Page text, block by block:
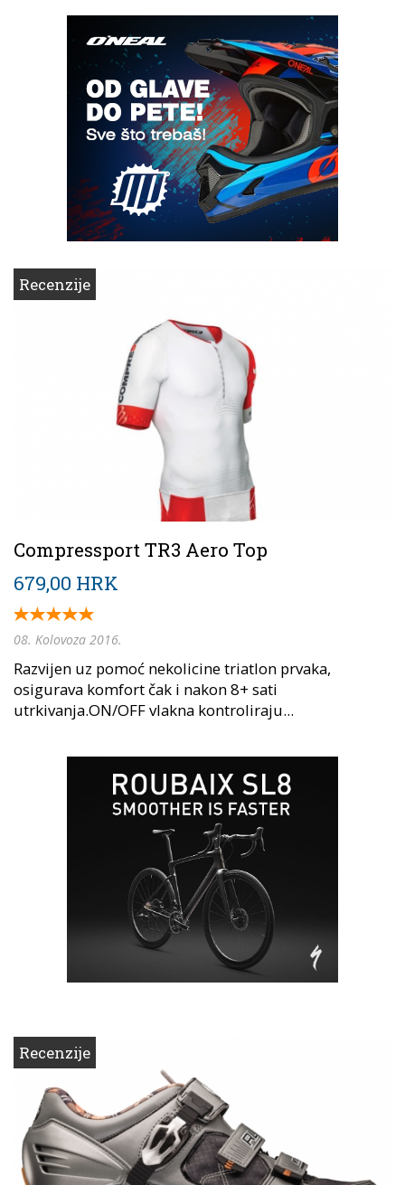
Recenzije
Compressport TR3 Aero Top
679,00 HRK
08. Kolovoza 2016.
Razvijen uz pomoć nekolicine triatlon prvaka,
osigurava komfort čak i nakon 8+ sati
utrkivanja.ON/OFF vlakna kontroliraju...
Recenzije